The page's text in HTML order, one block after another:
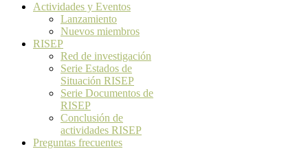
Actividades y Eventos
Lanzamiento
Nuevos miembros
RISEP
Red de investigación
Serie Estados de
Situación RISEP
Serie Documentos de
RISEP
Conclusión de
actividades RISEP
Preguntas frecuentes